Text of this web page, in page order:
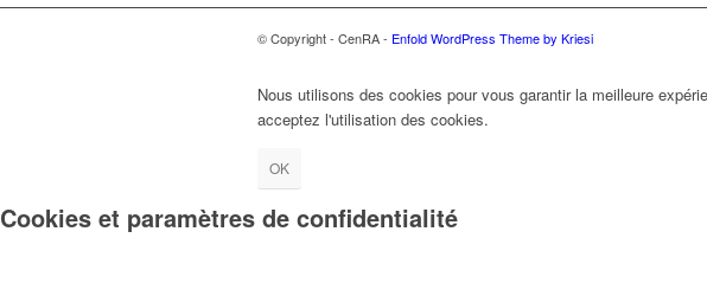
© Copyright - CenRA - Enfold WordPress Theme by Kriesi
Nous utilisons des cookies pour vous garantir la meilleure
acceptez l'utilisation des cookies.
OK
Cookies et paramètres de confidentialité